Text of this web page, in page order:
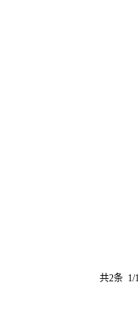
共2条 1/